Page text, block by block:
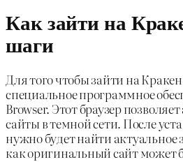
Как зайти на
шаги
Для того чтобы зайти на
специальное программное
Browser. Этот браузер
сайты в темной сети. После
нужно будет найти актуальное
как оригинальный сайт может